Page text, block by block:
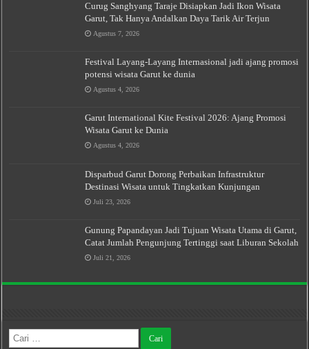
Curug Sanghyang Taraje Disiapkan Jadi Ikon Wisata
Garut, Tak Hanya Andalkan Daya Tarik Air Terjun
Agustus 7, 2026
Festival Layang-Layang Internasional jadi ajang promosi
potensi wisata Garut ke dunia
Agustus 4, 2026
Garut International Kite Festival 2026: Ajang Promosi
Wisata Garut ke Dunia
Agustus 4, 2026
Disparbud Garut Dorong Perbaikan Infrastruktur
Destinasi Wisata untuk Tingkatkan Kunjungan
Juli 23, 2026
Gunung Papandayan Jadi Tujuan Wisata Utama di Garut,
Catat Jumlah Pengunjung Tertinggi saat Liburan Sekolah
Juli 21, 2026
Cari
untuk: